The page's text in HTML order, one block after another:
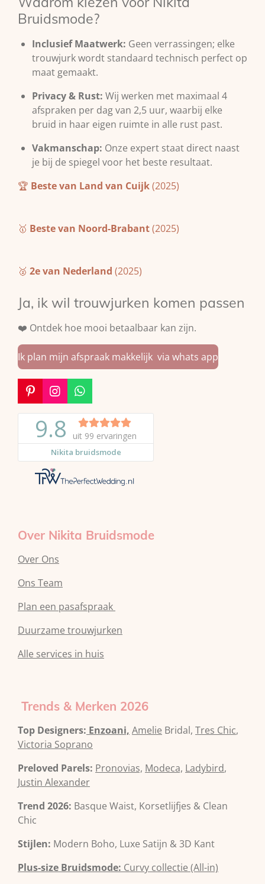
Bruidsmode?
Inclusief Maatwerk: Geen verrassingen; elke
trouwjurk wordt standaard technisch perfect op
maat gemaakt.
Privacy & Rust: Wij werken met maximaal 4
afspraken per dag van 2,5 uur, waarbij elke
bruid in haar eigen ruimte in alle rust past.
Vakmanschap: Onze expert staat direct naast
je bij de spiegel voor het beste resultaat.
🏆 Beste van Land van Cuijk(2025)
🥇 Beste van Noord-Brabant(2025)
🥈 2e van Nederland (2025)
Ja, ik wil trouwjurken komen passen
❤️ Ontdek hoe mooi betaalbaar kan zijn.
Ik plan mijn afspraak makkelijk via whats app
P
i
n
e
e
I
n
s
t
a
g
r
a
m
W
h
a
t
s
A
p
Over Nikita Bruidsmode
Over Ons
Ons Team
Plan een pasafspraak
Duurzame trouwjurken
Alle services in huis
Trends & Merken 2026
Top Designers: Enzoani, Amelie Bridal, Tres Chic,
Victoria Soprano
Preloved Parels: Pronovias, Modeca, Ladybird,
Justin Alexander
Trend 2026: Basque Waist, Korsetlijfjes & Clean
Chic
Stijlen: Modern Boho, Luxe Satijn & 3D Kant
Plus-size Bruidsmode: Curvy collectie (All-in)